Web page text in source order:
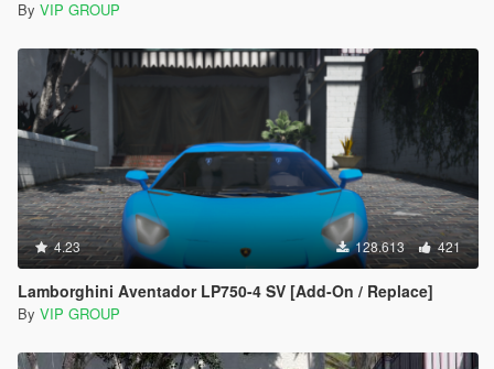
By VIP GROUP
4.23 128.613 421
Lamborghini Aventador LP750-4 SV [Add-On / Replace]
By VIP GROUP